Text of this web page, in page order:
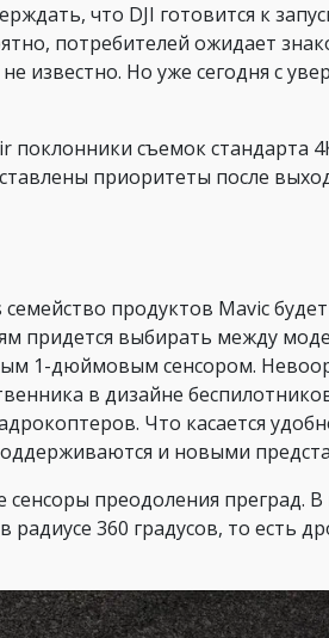
что DJI готовится к
потребителей ожидает
известно. Но уже сегодня с
поклонники съемок стандарта
приоритеты после
продуктов Mavic
придется выбирать между
1-дюймовым сенсором.
в дизайне
Что касается
и новыми
преодоления преград. В
360 градусов, то есть